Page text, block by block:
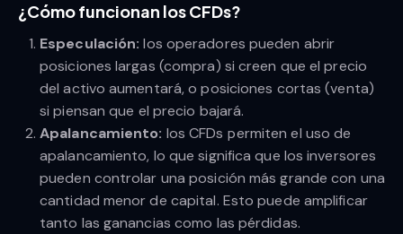
¿Cómo funcionan los CFDs?
Especulación: los operadores pueden abrir
posiciones largas (compra) si creen que el precio
del activo aumentará, o posiciones cortas (venta)
si piensan que el precio bajará.
Apalancamiento: los CFDs permiten el uso de
apalancamiento, lo que significa que los inversores
pueden controlar una posición más grande con una
cantidad menor de capital. Esto puede amplificar
tanto las ganancias como las pérdidas.